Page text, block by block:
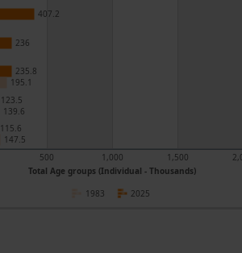
Total Age groups (Individual - Thousands)
500 1,000 1,500
407.2
236
235.8
123.5
115.6
195.1
139.6
147.5
2025
1983